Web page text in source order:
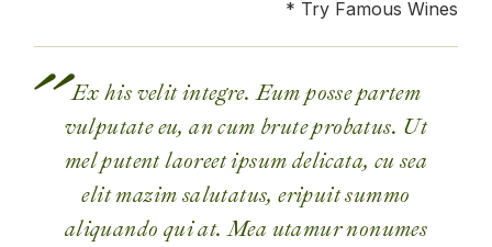
* Try Famous Wines
Ex his velit integre. Eum posse partem
vulputate eu, an cum brute probatus. Ut
mel putent laoreet ipsum delicata, cu sea
elit mazim salutatus, eripuit summo
aliquando qui at. Mea utamur nonumes